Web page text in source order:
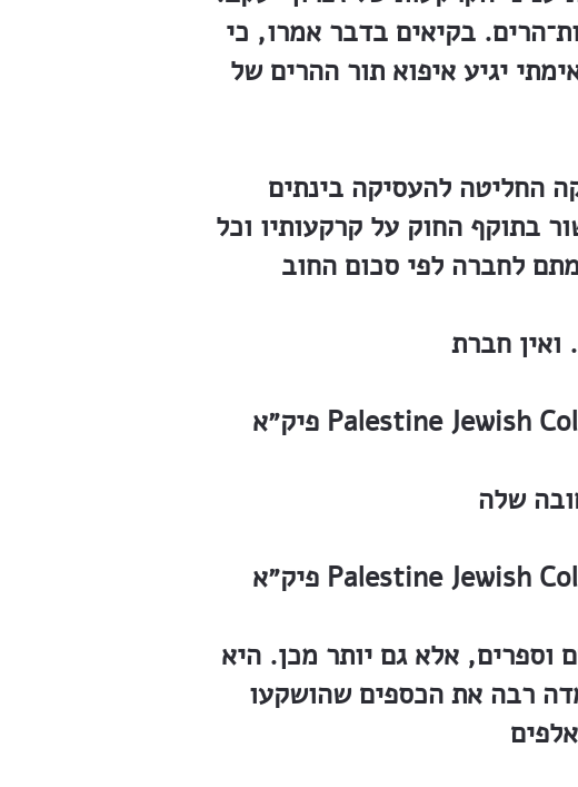
בקיאים בדבר אמרו, כי
יגיע איפוא תור ההרים של
והמחלקה החליטה להעסיקה בינתים
בתוקף החוק על קרקעותיו וכל
חברת
וספרים, אלא גם יותר מכן. היא
רבה את הכספים שהושקעו